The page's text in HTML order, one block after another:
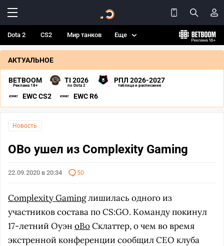
Dota 2 CS2 Мир танков Еще
АКТУАЛЬНОЕ
BETBOOM
Реклама 18+
TI 2026
по Dota 2
РПЛ 2026-2027
таблица и расписание
EWC CS2 EWC R6
Новость
OBo ушел из Complexity Gaming
22.09.2020 в 20:34 50
Complexity Gamingлишилась одного из
участников состава по CS:GO. Команду покинул
17-летний Оуэн oBoСклаттер, о чем во время
экстренной конференции сообщил CEO клуба